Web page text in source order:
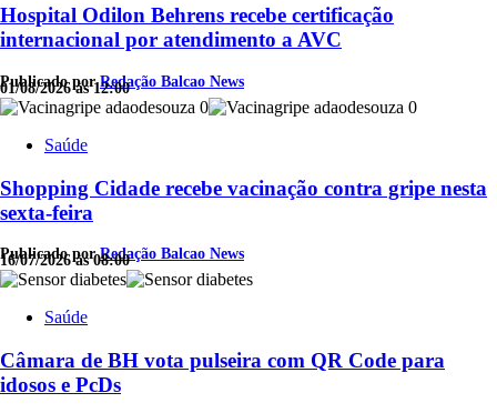
Hospital Odilon Behrens recebe certificação
internacional por atendimento a AVC
Publicado porRedação Balcao News
01/08/2026 às 12:00
Saúde
Shopping Cidade recebe vacinação contra gripe nesta
sexta-feira
Publicado porRedação Balcao News
16/07/2026 às 08:00
Saúde
Câmara de BH vota pulseira com QR Code para
idosos e PcDs